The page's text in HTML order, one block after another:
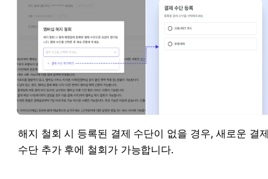
해지 철회 시 등록된 결제 수단이 없을 경우, 새로운 결
수단 추가 후에 철회가 가능합니다.